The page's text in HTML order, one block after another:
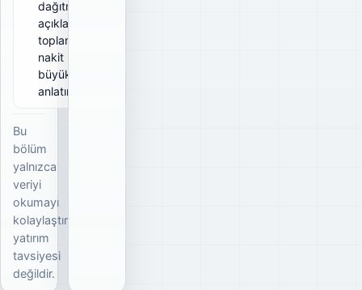
dağıtmayı
açıkladığı
toplam brüt
nakit
büyüklüğünü
anlatır.
Bu
bölüm
yalnızca
veriyi
okumayı
kolaylaştırır;
yatırım
tavsiyesi
değildir.